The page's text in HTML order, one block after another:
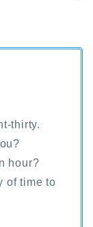
thirty.
hour?
of time to